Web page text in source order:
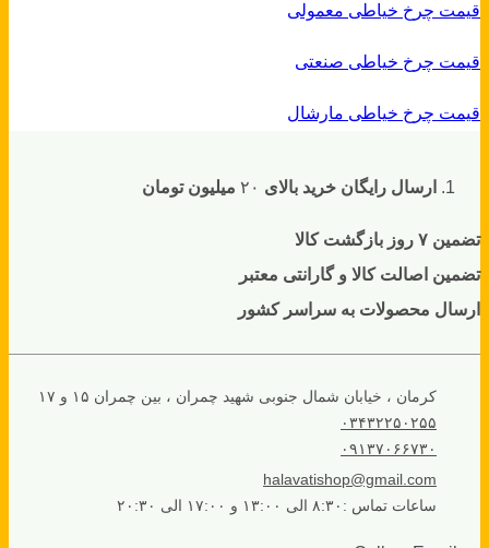
قیمت چرخ خیاطی معمولی
قیمت چرخ خیاطی صنعتی
قیمت چرخ خیاطی مارشال
ارسال رایگان خرید بالای میلیون تومان
تضمین ۷ روز بازگشت کالا
تضمین اصالت کالا و گارانتی معتبر
ارسال محصولات به سراسر کشور
کرمان ، خیابان شمال جنوبی شهید چمران ، بین چمران ۱۵ و ۱۷
۰۳۴۳۲۲۵۰۲۵۵
۰۹۱۳۷۰۶۶۷۳۰
halavatishop@gmail.com
ساعات تماس :۸:۳۰ الی ۱۳:۰۰ و ۱۷:۰۰ الی ۲۰:۳۰